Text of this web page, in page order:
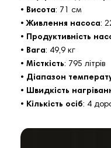
• Висота: 71 см
•Живлення насоса:
• Продуктивність
• Вага: 49,9 кг
• Місткість: 795 літрів
• Діапазон
• Швидкість
• Кількість осіб: 4